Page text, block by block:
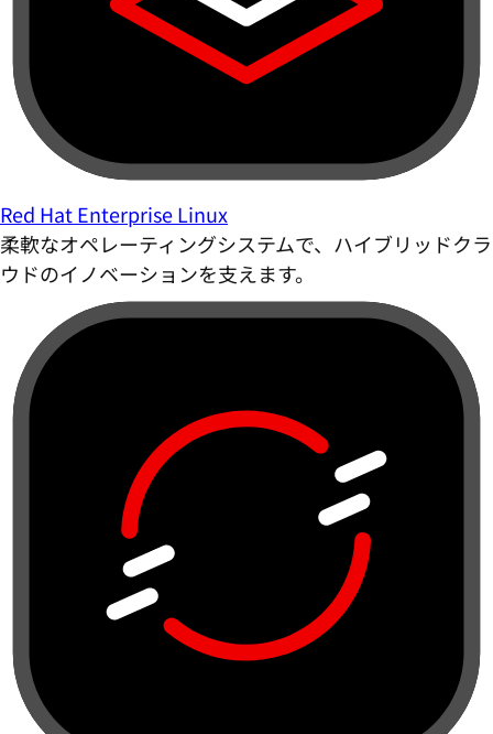
Red Hat Enterprise Linux
柔軟なオペレーティングシステムで、ハイブリッドクラ
ウドのイノベーションを支えます。